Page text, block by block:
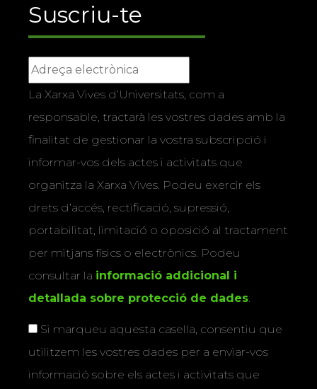
Suscriu-te
La Xarxa Vives d’Universitats, com a
responsable, tractarà les vostres dades amb la
finalitat de gestionar la vostra subscripció i
informar-vos dels actes i activitats que
organitza la Xarxa Vives. Podeu exercir els
drets d’accés, rectificació, supressió,
portabilitat, limitació o oposició al tractament
per mitjans físics o electrònics. Podeu
consultar la informació addicional i
detallada sobre protecció de dades.
Si marqueu aquesta casella, consentiu que
utilitzem les vostres dades per a enviar-vos
informació sobre els actes i activitats que